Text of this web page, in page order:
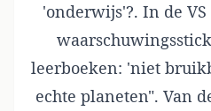
'onderwijs'?. In de
leerboeken: 'niet
echte planeten". Van